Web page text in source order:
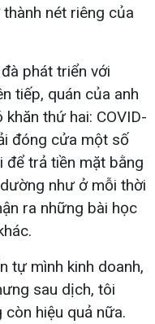
nét riêng của
phát triển với
tiếp, quán của anh
thứ hai: COVID-
đóng cửa một số
để trả tiền mặt bằng
như ở mỗi thời
ra những bài học
tự mình kinh doanh,
sau dịch, tôi
còn hiệu quả nữa.